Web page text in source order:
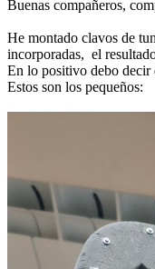
Buenas compañeros,
He montado clavos de
incorporadas, el
En lo positivo debo decir
Estos son los pequeños: